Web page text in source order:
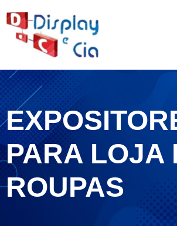
PARA LOJA
ROUPAS